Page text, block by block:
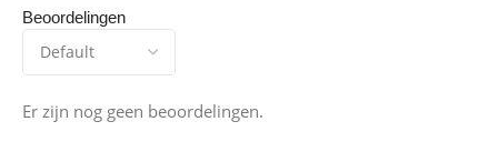
Beoordelingen
Er zijn nog geen beoordelingen.